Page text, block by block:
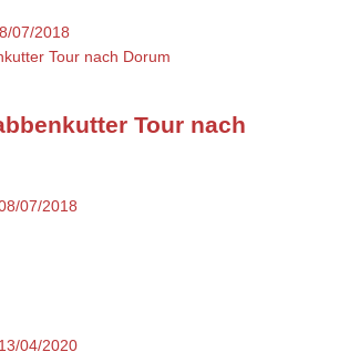
07/2018
Tour nach
07/2018
13/04/2020